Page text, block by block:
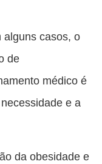
alguns casos, o
de
médico é
e a
da obesidade e